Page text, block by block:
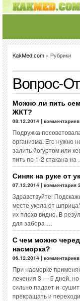
KakMed.com » Рубрики
Вопрос-
Можно ли пить
ЖКТ?
08.12.2014 |
Подружка
организма. Его нужно
залить йогуртом или
пить по 1-2 стакана на
Синяк на руке от
07.12.2014 | комментария
Здравствуйте!
месте укола от
их плохо видно. В
для забора …
С чем можно
насморка?
06.12.2014 |
При насморке
лечения 3 — 5 дней, но
сильно падает и
прекращать и